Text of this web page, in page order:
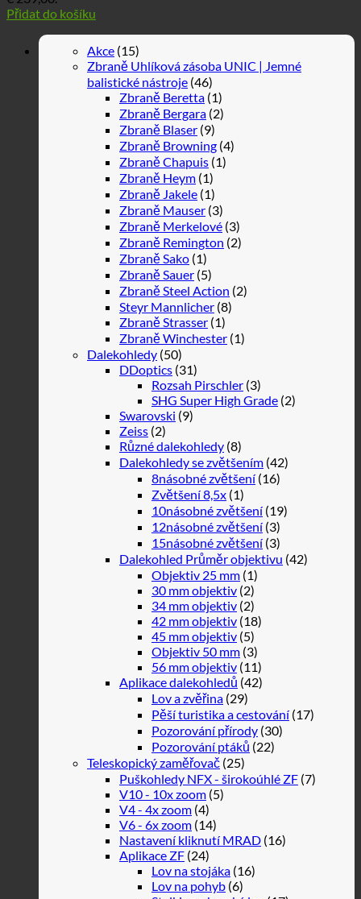
Přidat do košíku
Akce (15)
Zbraně Uhlíková zásoba UNIC | Jemné
balistické nástroje (46)
Zbraně Beretta (1)
Zbraně Bergara (2)
Zbraně Blaser (9)
Zbraně Browning (4)
Zbraně Chapuis (1)
Zbraně Heym (1)
Zbraně Jakele (1)
Zbraně Mauser (3)
Zbraně Merkelové (3)
Zbraně Remington (2)
Zbraně Sako (1)
Zbraně Sauer (5)
Zbraně Steel Action (2)
Steyr Mannlicher (8)
Zbraně Strasser (1)
Zbraně Winchester (1)
Dalekohledy (50)
DDoptics (31)
Rozsah Pirschler (3)
SHG Super High Grade (2)
Swarovski (9)
Zeiss (2)
Různé dalekohledy (8)
Dalekohledy se zvětšením (42)
8násobné zvětšení (16)
Zvětšení 8,5x (1)
10násobné zvětšení (19)
12násobné zvětšení (3)
15násobné zvětšení (3)
Dalekohled Průměr objektivu (42)
Objektiv 25 mm (1)
30 mm objektiv (2)
34 mm objektiv (2)
42 mm objektiv (18)
45 mm objektiv (5)
Objektiv 50 mm (3)
56 mm objektiv (11)
Aplikace dalekohledů (42)
Lov a zvěřina (29)
Pěší turistika a cestování (17)
Pozorování přírody (30)
Pozorování ptáků (22)
Teleskopický zaměřovač (25)
Puškohledy NFX - širokoúhlé ZF (7)
V10 - 10x zoom (5)
V4 - 4x zoom (4)
V6 - 6x zoom (14)
Nastavení kliknutí MRAD (16)
Aplikace ZF (24)
Lov na stojáka (16)
Lov na pohyb (6)